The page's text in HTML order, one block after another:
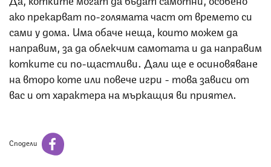
ако прекарват по-голямата част от времето си
сами у дома. Има обаче неща, които можем да
направим, за да облекчим самотата и да направим
котките си по-щастливи. Дали ще е осиновяване
на второ коте или повече игри - това зависи от
вас и от характера на мъркащия ви приятел.
Сподели